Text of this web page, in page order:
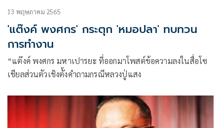
13 พฤษภาคม 2565
'แต๊งค์ พงศกร' กระตุก 'หมอปลา' ทบทวน
การทำงาน
“แต๊งค์ พงศกร มหาเปารยะ ที่ออกมาโพสต์ข้อความลงในสื่อโซ
เชียลส่วนตัวเชิงตั้งคำถามกรณีหลวงปู่แสง